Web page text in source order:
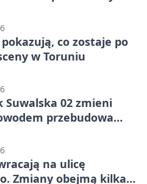
co zostaje po
w Toruniu
Suwalska 02 zmieni
przebudowa
na ulicę
Zmiany obejmą kilka